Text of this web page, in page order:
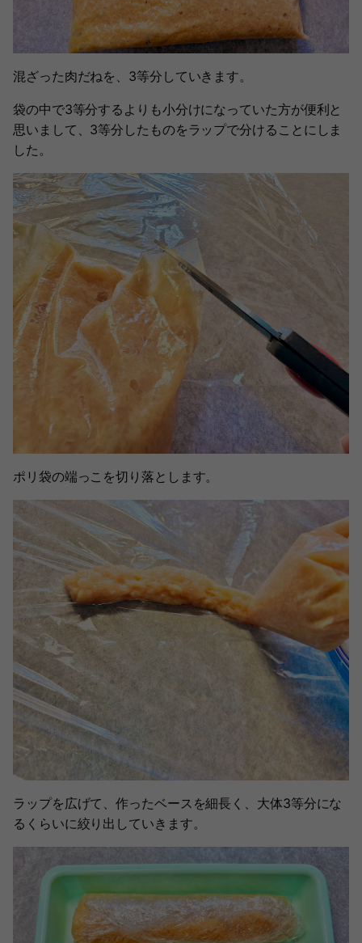
混ざった肉だねを、3等分していきます。
袋の中で3等分するよりも小分けになっていた方が便利と
思いまして、3等分したものをラップで分けることにしま
した。
ポリ袋の端っこを切り落とします。
ラップを広げて、作ったベースを細長く、大体3等分にな
るくらいに絞り出していきます。